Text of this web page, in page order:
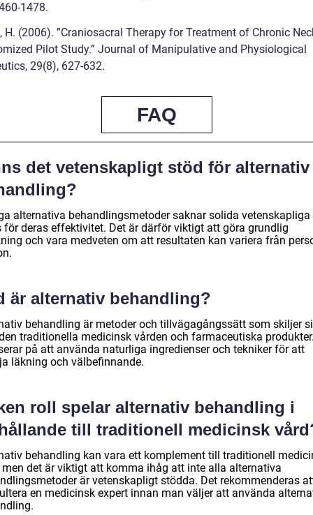
1478.
H. (2006). ”Craniosacral Therapy for Treatment of Chronic
Pilot Study.” Journal of Manipulative and Physiological
29(8), 627-632.
FAQ
det vetenskapligt stöd för alternativ
alternativa behandlingsmetoder saknar solida vetenskapliga
för deras effektivitet. Det är därför viktigt att göra grundlig
och vara medveten om att resultaten kan variera från
är alternativ behandling?
behandling är metoder och tillvägagångssätt som skiljer
traditionella medicinsk vården och farmaceutiska
på att använda naturliga ingredienser och tekniker för att
läkning och välbefinnande.
roll spelar alternativ behandling i
till traditionell medicinsk
behandling kan vara ett komplement till traditionell
men det är viktigt att komma ihåg att inte alla alternativa
är vetenskapligt stödda. Det rekommenderas
en medicinsk expert innan man väljer att använda